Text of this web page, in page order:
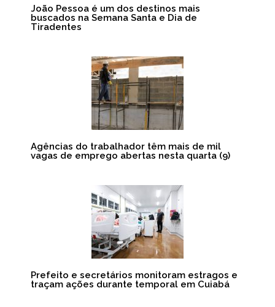
João Pessoa é um dos destinos mais
buscados na Semana Santa e Dia de
Tiradentes
Agências do trabalhador têm mais de mil
vagas de emprego abertas nesta quarta (9)
Prefeito e secretários monitoram estragos e
traçam ações durante temporal em Cuiabá